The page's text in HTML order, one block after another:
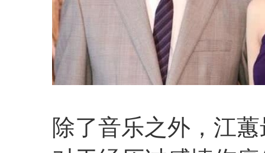
除了音乐之外，江